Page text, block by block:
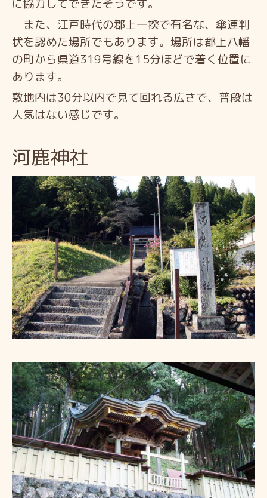
に協力してできたそうです。
また、江戸時代の郡上一揆で有名な、傘連判
状を認めた場所でもあります。場所は郡上八幡
の町から県道319号線を15分ほどで着く位置に
あります。
敷地内は30分以内で見て回れる広さで、普段は
人気はない感じです。
河鹿神社